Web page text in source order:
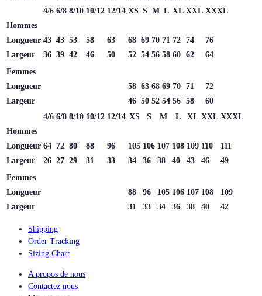
4/6 6/8 8/10 10/12 12/14 XS S M L XL XXL XXXL
Hommes
Longueur 43 43 53 58 63 68 69 70 71 72 74
76
Largeur
36 39 42 46 50 52 54 56 58 60 62
64
Femmes
Longueur
58 63 68 69 70 71
72
Largeur
46 50 52 54 56 58
60
4/6 6/8 8/10 10/12 12/14 XS S M L XL XXL XXXL
Hommes
Longueur 64 72 80 88 96 105 106 107 108 109 110
111
Largeur
26 27 29 31 33 34 36 38 40 43 46
49
Femmes
Longueur
88 96 105 106 107 108
109
Largeur
31 33 34 36 38 40 42
Shipping
Order Tracking
Sizing Chart
A propos de nous
Contactez nous